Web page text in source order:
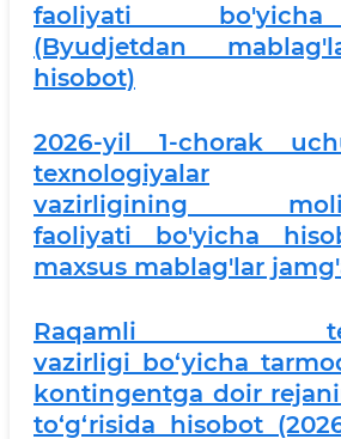
faoliyati
(Byudjetdan
hisobot)
2026-yil 1-chorak
texnologiyalar
vazirligining
faoliyati bo'yicha
maxsus mablag'lar
Raqamli
vazirligi bo‘yicha
kontingentga doir
to‘g‘risida hisobot